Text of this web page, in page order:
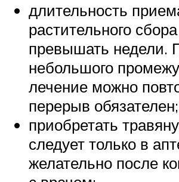
длительность
растительного
превышать недели.
небольшого
лечение можно
перерыв обязателен;
приобретать
следует только в
желательно после